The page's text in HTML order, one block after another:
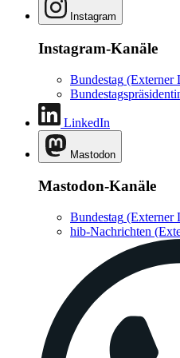
Instagram
Instagram-Kanäle
Bundestag (Externer
LinkedIn
Mastodon
Mastodon-Kanäle
Bundestag (Externer
hib-Nachrichten